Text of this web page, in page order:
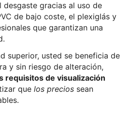
gracias al uso de
de bajo coste, el plexiglás y
que garantizan una
superior, usted se beneficia de
y sin riesgo de alteración,
requisitos de visualización
que los precios sean